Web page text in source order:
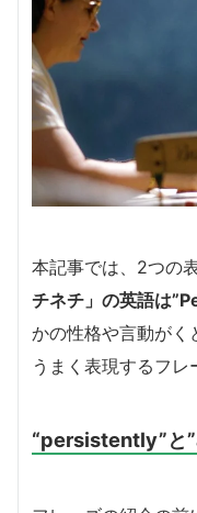
本記事では、2つの
チネチ」の英語は
かの性格や言動がく
うまく表現するフレ
“persistently”と